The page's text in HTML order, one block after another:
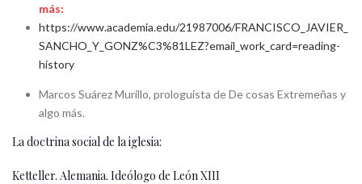
más:
https://www.academia.edu/21987006/FRANCISCO_JAVIER_
SANCHO_Y_GONZ%C3%81LEZ?email_work_card=reading-
history
Marcos Suárez Murillo, prologuista de De cosas Extremeñas y
algo más.
La doctrina social de la iglesia:
Ketteller. Alemania. Ideólogo de León XIII